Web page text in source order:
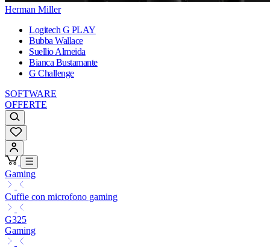
Herman Miller
Logitech G PLAY
Bubba Wallace
Suellio Almeida
Bianca Bustamante
G Challenge
SOFTWARE
OFFERTE
Gaming
Cuffie con microfono gaming
G325
Gaming